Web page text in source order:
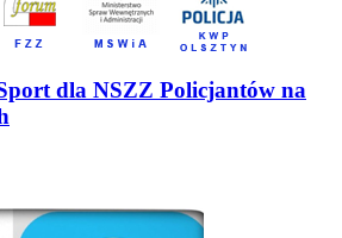
dla NSZZ Policjantów na